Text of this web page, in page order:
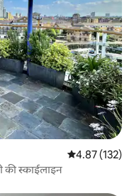
औसत रेटिंग 5 में से
4.87 (132)
की स्काईलाइन